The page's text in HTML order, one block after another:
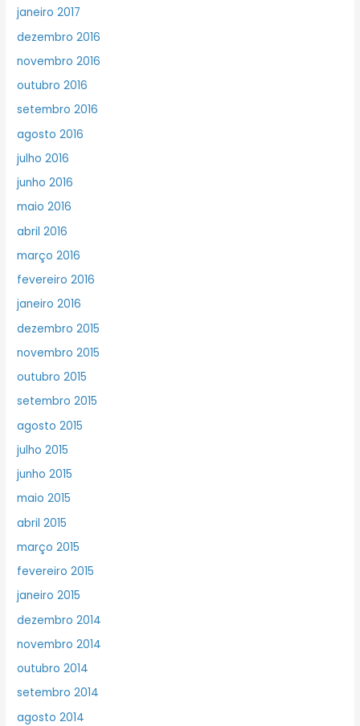
janeiro 2017
dezembro 2016
novembro 2016
outubro 2016
setembro 2016
agosto 2016
julho 2016
junho 2016
maio 2016
abril 2016
março 2016
fevereiro 2016
janeiro 2016
dezembro 2015
novembro 2015
outubro 2015
setembro 2015
agosto 2015
julho 2015
junho 2015
maio 2015
abril 2015
março 2015
fevereiro 2015
janeiro 2015
dezembro 2014
novembro 2014
outubro 2014
setembro 2014
agosto 2014